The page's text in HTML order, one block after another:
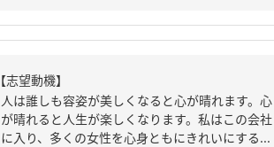
【志望動機】
人は誰しも容姿が美しくなると心が晴れます。心
が晴れると人生が楽しくなります。私はこの会社
に入り、多くの女性を心身ともにきれいにする...